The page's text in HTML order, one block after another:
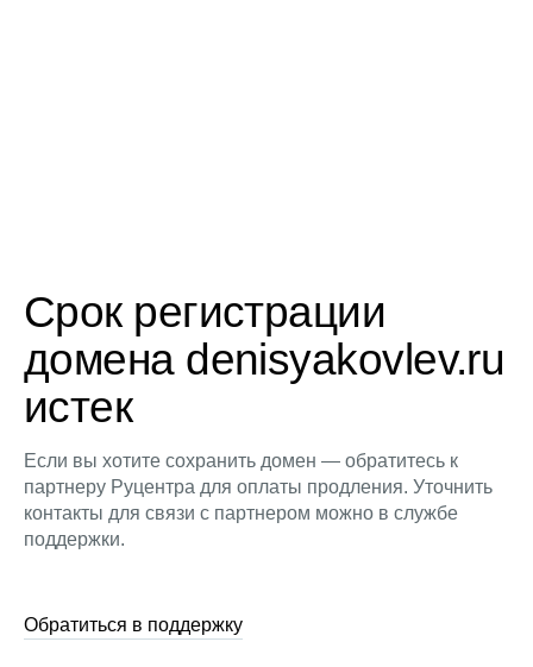
Срок регистрации
домена denisyakovlev.ru
истек
Если вы хотите сохранить домен — обратитесь к
партнеру Руцентра для оплаты продления. Уточнить
контакты для связи с партнером можно в службе
поддержки.
Обратиться в поддержку